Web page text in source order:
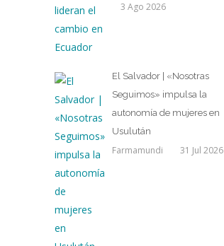
3 Ago 2026
El Salvador | «Nosotras
Seguimos» impulsa la
autonomía de mujeres en
Usulután
Farmamundi 31 Jul 2026